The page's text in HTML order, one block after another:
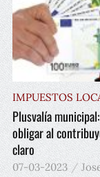
IMPUESTOS
Plusvalía
obligar al
claro
07-03-2023